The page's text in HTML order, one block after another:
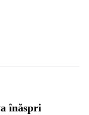
înăspri